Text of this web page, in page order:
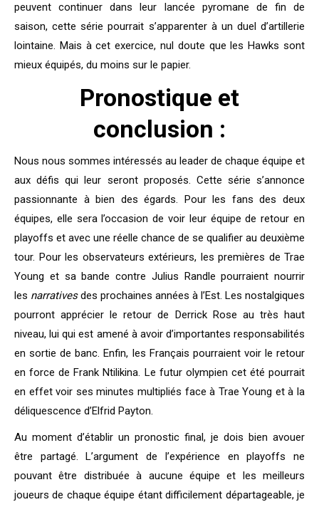
peuvent continuer dans leur lancée pyromane de fin de
saison, cette série pourrait s’apparenter à un duel d’artillerie
lointaine. Mais à cet exercice, nul doute que les Hawks sont
mieux équipés, du moins sur le papier.
Pronostique et
conclusion :
Nous nous sommes intéressés au leader de chaque équipe et
aux défis qui leur seront proposés. Cette série s’annonce
passionnante à bien des égards. Pour les fans des deux
équipes, elle sera l’occasion de voir leur équipe de retour en
playoffs et avec une réelle chance de se qualifier au deuxième
tour. Pour les observateurs extérieurs, les premières de Trae
Young et sa bande contre Julius Randle pourraient nourrir
les narrativesdes prochaines années à l’Est. Les nostalgiques
pourront apprécier le retour de Derrick Rose au très haut
niveau, lui qui est amené à avoir d’importantes responsabilités
en sortie de banc. Enfin, les Français pourraient voir le retour
en force de Frank Ntilikina. Le futur olympien cet été pourrait
en effet voir ses minutes multipliés face à Trae Young et à la
déliquescence d’Elfrid Payton.
Au moment d’établir un pronostic final, je dois bien avouer
être partagé. L’argument de l’expérience en playoffs ne
pouvant être distribuée à aucune équipe et les meilleurs
joueurs de chaque équipe étant difficilement départageable, je